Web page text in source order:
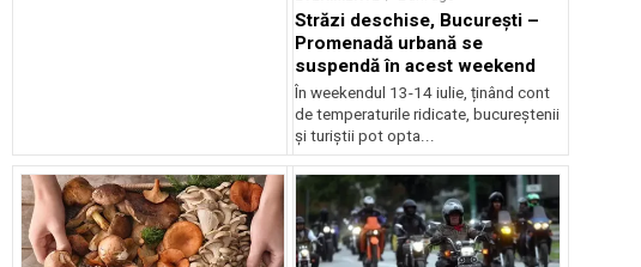
Străzi deschise, București –
Promenadă urbană se
suspendă în acest weekend
În weekendul 13-14 iulie, ținând cont
de temperaturile ridicate, bucureștenii
și turiștii pot opta...